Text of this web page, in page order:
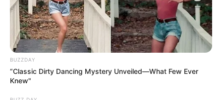
BUZZDAY
“Classic Dirty Dancing Mystery Unveiled—What Few Ever
Knew"